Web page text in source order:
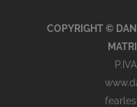
COPYRIGHT ©